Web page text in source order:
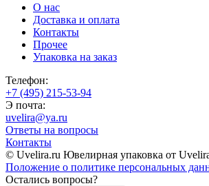
О нас
Доставка и оплата
Контакты
Прочее
Упаковка на заказ
Телефон:
+7 (495) 215-53-94
Э почта:
uvelira@ya.ru
Ответы на вопросы
Контакты
© Uvelira.ru Ювелирная упаковка от
Положение о политике персональных
Остались вопросы?